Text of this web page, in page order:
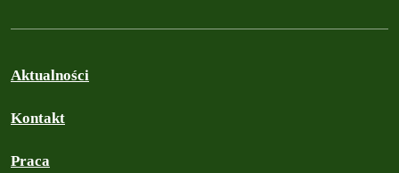
Aktualności
Kontakt
Praca